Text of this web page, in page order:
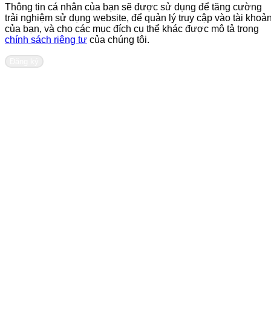
Thông tin cá nhân của bạn sẽ được sử dụng để tăng cường
trải nghiệm sử dụng website, để quản lý truy cập vào tài
của bạn, và cho các mục đích cụ thể khác được mô tả trong
chính sách riêng tư của chúng tôi.